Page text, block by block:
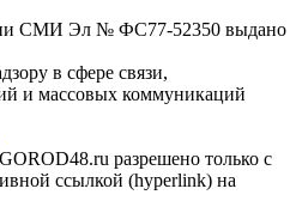
СМИ Эл № ФС77-52350 выдано
в сфере связи,
и массовых коммуникаций
разрешено только с
ссылкой (hyperlink) на